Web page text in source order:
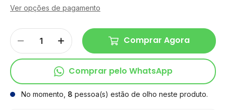
Ver opções de pagamento
Comprar Agora
Comprar pelo WhatsApp
No momento, 8 pessoa(s) estão de olho neste produto.